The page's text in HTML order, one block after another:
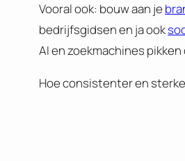
Vooral ook: bouw aan je
bedrijfsgidsen en ja ook
AI en zoekmachines
Hoe consistenter en